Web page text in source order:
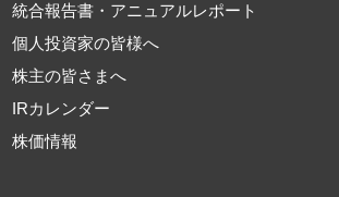
統合報告書・アニュアルレポート
個人投資家の皆様へ
株主の皆さまへ
IRカレンダー
株価情報